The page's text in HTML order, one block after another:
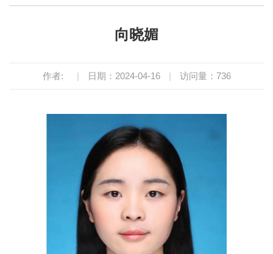
向晓媚
作者: | 日期：2024-04-16 | 访问量： 736